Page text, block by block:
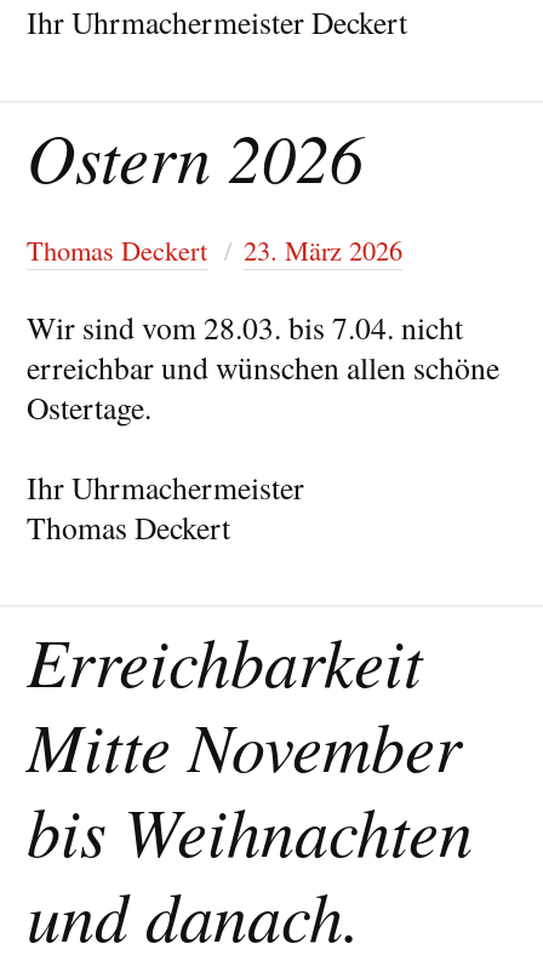
Ihr Uhrmachermeister Deckert
Ostern 2026
Thomas Deckert 23. März 2026
Wir sind vom 28.03. bis 7.04. nicht
erreichbar und wünschen allen schöne
Ostertage.
Ihr Uhrmachermeister
Thomas Deckert
Erreichbarkeit
Mitte November
bis Weihnachten
und danach.